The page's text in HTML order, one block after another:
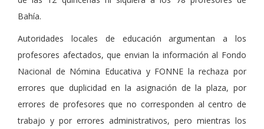
Bahía.
Autoridades locales de educación argumentan a los
profesores afectados, que envian la información al Fondo
Nacional de Nómina Educativa y FONNE la rechaza por
errores que duplicidad en la asignación de la plaza, por
errores de profesores que no corresponden al centro de
trabajo y por errores administrativos, pero mientras los